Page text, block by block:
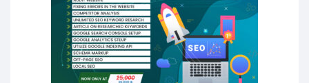
সারা দেশে বজ্রাঘাতে ১৪ জনের প্রাণহানি
কঠোর হচ্ছে এসএসসি ও এইচএসসি পরীক্ষা
ফরিদগঞ্জে আগুনে পুড়লো ৬ ব্যবসা প্রতিষ্ঠান